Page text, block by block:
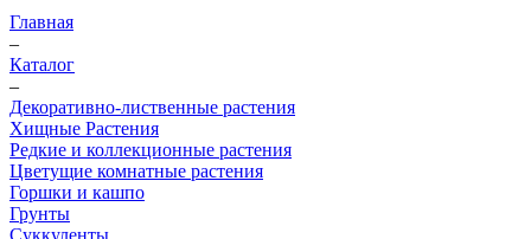
Главная
–
Каталог
–
Декоративно-лиственные растения
Хищные Растения
Редкие и коллекционные растения
Цветущие комнатные растения
Горшки и кашпо
Грунты
Суккуленты